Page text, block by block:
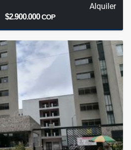
Alquiler
$2.900.000COP